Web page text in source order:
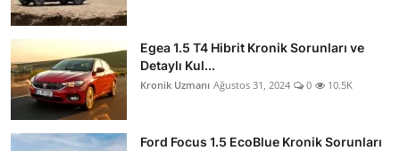
Egea 1.5 T4 Hibrit Kronik Sorunları ve
Detaylı Kul...
Kronik Uzmanı Ağustos 31, 2024 0 10.5K
Ford Focus 1.5 EcoBlue Kronik Sorunları